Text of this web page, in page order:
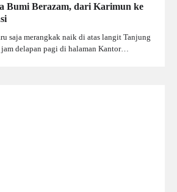
Bumi Berazam, dari Karimun ke
saja merangkak naik di atas langit Tanjung
delapan pagi di halaman Kantor…